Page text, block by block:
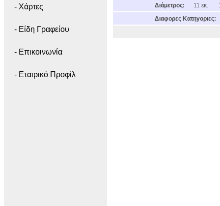
- Χάρτες
- Είδη Γραφείου
- Επικοινωνία
- Εταιρικό Προφίλ
Διάμετρος:
11 εκ.
Διαφορες Κατηγοριες: